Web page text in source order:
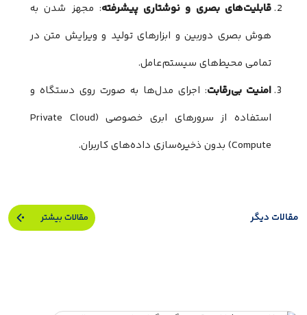
قابلیت‌های بصری و نوشتاری پیشرفته: مجهز شدن به
هوش بصری دوربین و ابزارهای تولید و ویرایش متن در
تمامی محیط‌های سیستم‌عامل.
امنیت بی‌رقابت: اجرای مدل‌ها به صورت روی دستگاه و
استفاده از سرورهای ابری خصوصی (Private Cloud
Compute) بدون ذخیره‌سازی داده‌های کاربران.
مقالات دیگر مقالات بیشتر